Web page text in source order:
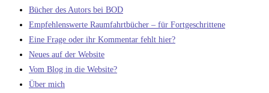
Bücher des Autors bei BOD
Empfehlenswerte Raumfahrtbücher – für Fortgeschrittene
Eine Frage oder ihr Kommentar fehlt hier?
Neues auf der Website
Vom Blog in die Website?
Über mich